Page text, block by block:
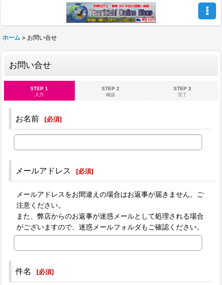
ホーム > お問い合せ
お問い合せ
STEP 1
入力
STEP 2
確認
STEP 3
完了
お名前 [必須]
メールアドレス [必須]
メールアドレスをお間違えの場合はお返事が届きません。ご
注意ください。
また、弊店からのお返事が迷惑メールとして処理される場合
がございますので、迷惑メールフォルダもご確認ください。
件名 [必須]